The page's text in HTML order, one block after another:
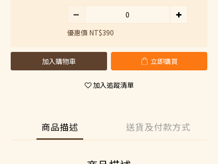
優惠價 NT$390
加入購物車 立即購買
加入追蹤清單
商品描述 送貨及付款方式